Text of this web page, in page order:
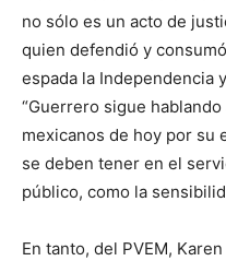
no sólo es un acto de
quien defendió y
espada la Independencia
“Guerrero sigue hablando
mexicanos de hoy por su
se deben tener en el
público, como la
En tanto, del PVEM,